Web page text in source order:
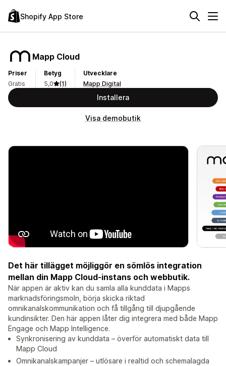
Shopify App Store
Mapp Cloud
Priser
Gratis
Betyg
5,0
(1)
Utvecklare
Mapp Digital
Installera
Visa demobutik
Det här tillägget möjliggör en sömlös integration
mellan din Mapp Cloud-instans och webbutik.
När appen är aktiv kan du samla alla kunddata i Mapps
marknadsföringsmoln, börja skicka riktad
omnikanalskommunikation och få tillgång till djupgående
kundinsikter. Den här appen låter dig integrera med både Mapp
Engage och Mapp Intelligence.
Synkronisering av kunddata – överför automatiskt data till
Mapp Cloud
Omnikanalskampanjer – utlösare i realtid och schemalagda